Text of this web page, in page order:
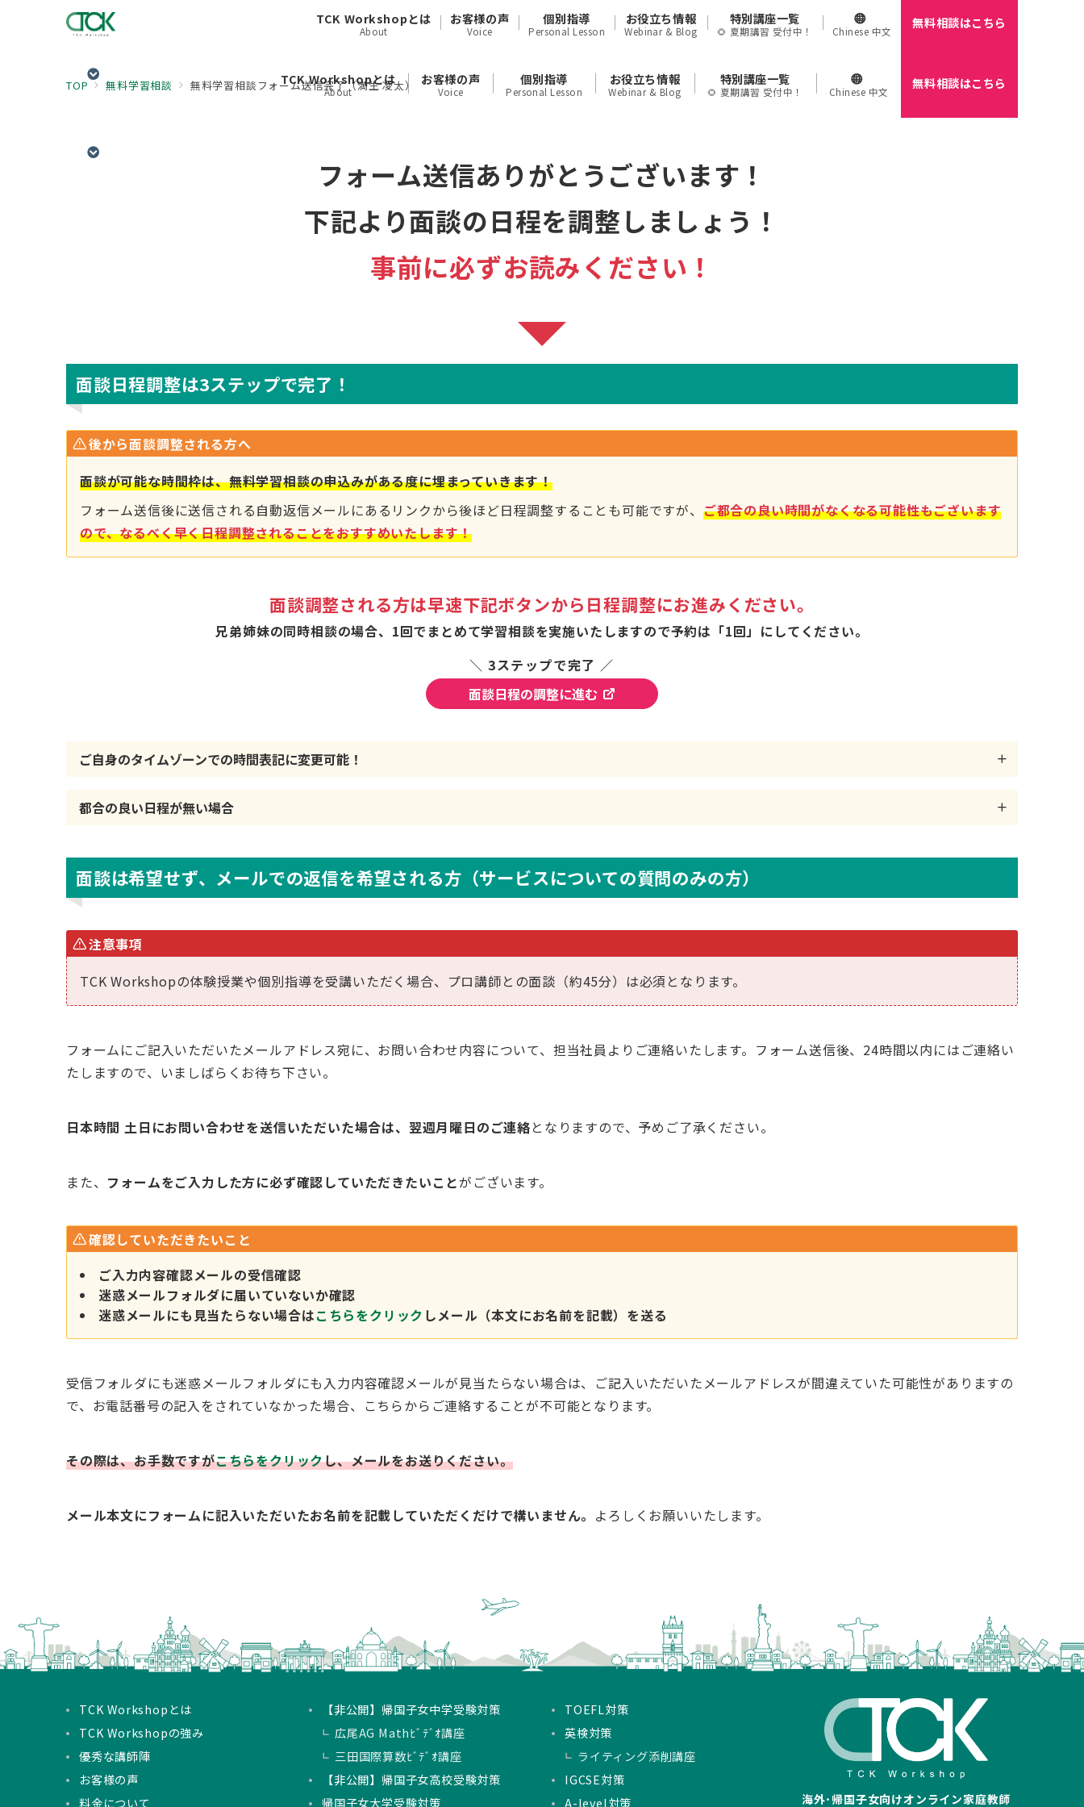
TCK Workshopとは
About
お客様の声
Voice
個別指導
Personal Lesson
お役立ち情報
Webinar & Blog
特別講座一覧
🌻 夏期講習 受付中！ Chinese 中文
無料相談はこちら
TCK Workshopとは
About
お客様の声
Voice
個別指導
Personal Lesson
お役立ち情報
Webinar & Blog
特別講座一覧
🌻 夏期講習 受付中！ Chinese 中文
無料相談はこちら
TOP 無料学習相談 無料学習相談フォーム送信完了（満生 凌太）
フォーム送信ありがとうございます！
下記より面談の日程を調整しましょう！
事前に必ずお読みください！
面談日程調整は3ステップで完了！
後から面談調整される方へ
面談が可能な時間枠は、無料学習相談の申込みがある度に埋まっていきます！
フォーム送信後に送信される自動返信メールにあるリンクから後ほど日程調整することも可能ですが、 ご都合の良い時間がなくなる可能性もございます
ので、なるべく早く日程調整されることをおすすめいたします！
面談調整される方は早速下記ボタンから日程調整にお進みください。
兄弟姉妹の同時相談の場合、1回でまとめて学習相談を実施いたしますので予約は「1回」にしてください。
＼ 3ステップで完了 ／
面談日程の調整に進む
ご自身のタイムゾーンでの時間表記に変更可能！
都合の良い日程が無い場合
面談は希望せず、メールでの返信を希望される方（サービスについての質問のみの方）
注意事項
TCK Workshopの体験授業や個別指導を受講いただく場合、プロ講師との面談（約45分）は必須となります。
フォームにご記入いただいたメールアドレス宛に、お問い合わせ内容について、担当社員よりご連絡いたします。フォーム送信後、24時間以内にはご連絡い
たしますので、いましばらくお待ち下さい。
日本時間 土日にお問い合わせを送信いただいた場合は、翌週月曜日のご連絡となりますので、予めご了承ください。
また、 フォームをご入力した方に必ず確認していただきたいことがございます。
確認していただきたいこと
ご入力内容確認メールの受信確認
迷惑メールフォルダに届いていないか確認
迷惑メールにも見当たらない場合はこちらをクリック しメール（本文にお名前を記載）を送る
受信フォルダにも迷惑メールフォルダにも入力内容確認メールが見当たらない場合は、ご記入いただいたメールアドレスが間違えていた可能性がありますの
で、お電話番号の記入をされていなかった場合、こちらからご連絡することが不可能となります。
その際は、お手数ですがこちらをクリックし、メールをお送りください。
メール本文にフォームに記入いただいたお名前を記載していただくだけで構いません。 よろしくお願いいたします。
TCK Workshopとは
TCK Workshopの強み
優秀な講師陣
お客様の声
料金について
【非公開】帰国子女中学受験対策
広尾AG Mathﾋﾞﾃﾞｵ講座
三田国際算数ﾋﾞﾃﾞｵ講座
【非公開】帰国子女高校受験対策
帰国子女大学受験対策
TOEFL対策
英検対策
ライティング添削講座
IGCSE対策
A-level対策
海外･帰国子女向けオンライン家庭教師